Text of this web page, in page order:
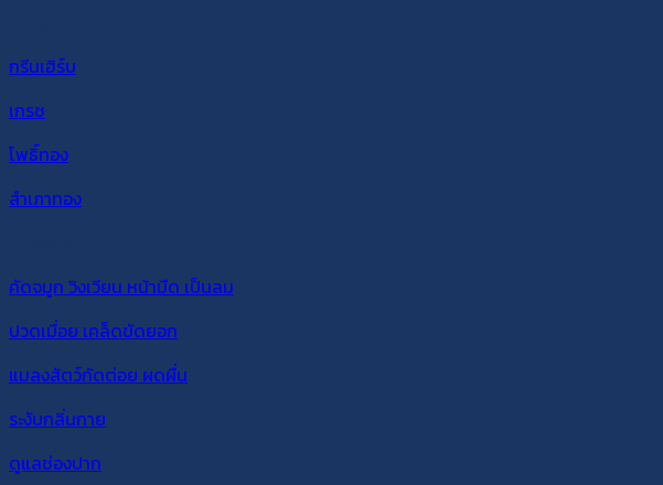
กรีนเฮิร์บ
เกรซ
โพธิ์ทอง
สำเภาทอง
คัดจมูก วิงเวียน หน้ามืด เป็นลม
ปวดเมื่อย เคล็ดขัดยอก
แมลงสัตว์กัดต่อย ผดผื่น
ระงับกลิ่นกาย
ดูแลช่องปาก